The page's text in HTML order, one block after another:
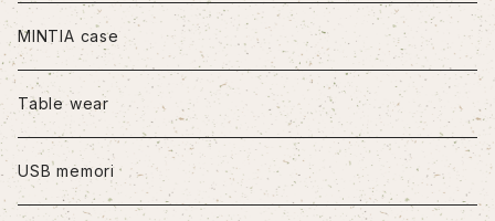
iPhone11Pro Max
iPhone12/12Pro
iPhone12mini
MINTIA case
Table wear
USB memori